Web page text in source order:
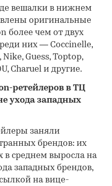
вешалки в нижнем
оригинальные
более чем от двух
них — Coccinelle,
Guess, Toptop,
Charuel и другие.
ретейлеров в ТЦ
ухода западных
заняли
брендов: их
в среднем выросла на
западных брендов,
на вице-